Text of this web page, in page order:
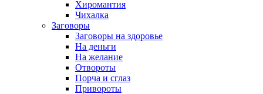
Хиромантия
Чихалка
Заговоры
Заговоры на здоровье
На деньги
На желание
Отвороты
Порча и сглаз
Привороты